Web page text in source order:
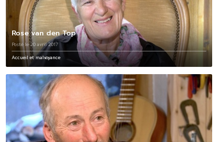
Rose van den Top
Posté le 20 avril 2017
Accueil et malvoyance